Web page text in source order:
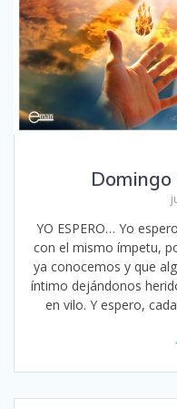
YO ESPERO… Yo
con el mismo ímpetu,
ya conocemos y que
íntimo dejándonos
en vilo. Y espero,